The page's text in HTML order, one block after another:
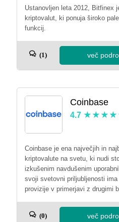
Ustanovljen leta 2012, Bitfinex
kriptovalut, ki ponuja široko
funkcij.
(1) več
Coinbase
4.7
Coinbase je ena največjih in
kriptovalute na svetu, ki nudi
izkušenim navdušenim
svoji svetovni priljubljenosti
provizije v primerjavi z drugimi
(0) več